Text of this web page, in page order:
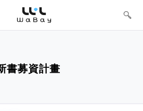
WaBay 挖貝 | 台灣最值得信賴的群眾
集資 / 群眾募資平台
書募資計畫